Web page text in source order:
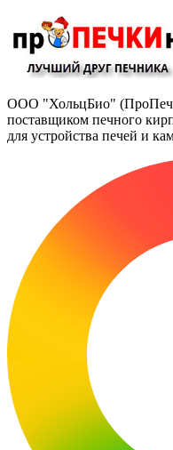
ООО "ХольцБио"
поставщиком печного
для устройства печей и